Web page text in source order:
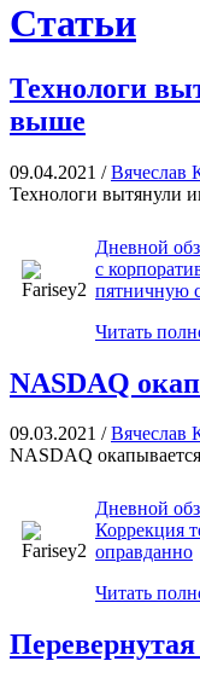
Статьи
Технологи
выше
09.04.2021 /Вячеслав
Технологи вытянули
Дневной
с
пятничную
Читать
NASDAQ
09.03.2021 /Вячеслав
NASDAQ окапывается
Дневной
Коррекция
оправданно
Читать